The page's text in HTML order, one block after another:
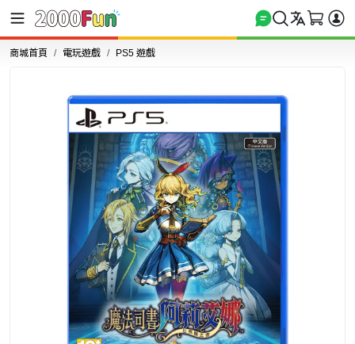
商城首頁 電玩遊戲 PS5 遊戲